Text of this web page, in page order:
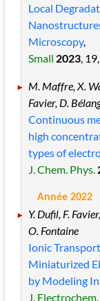
Local
Microscopy,
Small 2023, 19
M. Maffre, X.
Favier, D.
Continuous
high
types of
J. Chem. Phys.
Année 2022
Y. Dufil, F.
O. Fontaine
Ionic
Miniaturized
by Modeling
J. Electrochem.